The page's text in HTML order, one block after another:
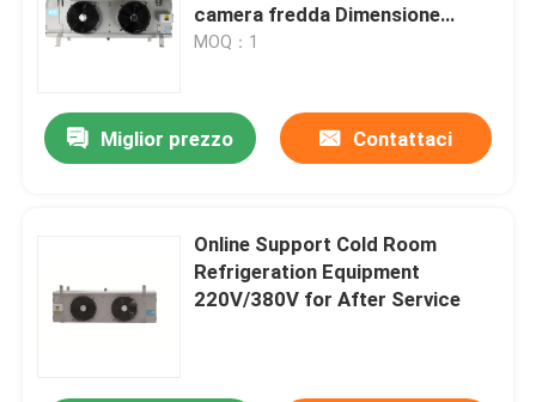
camera fredda Dimensione
350x140mm Fin Opzionale di
MOQ：1
Miglior prezzo Contattaci
Online Support Cold Room
Refrigeration Equipment
220V/380V for After Service